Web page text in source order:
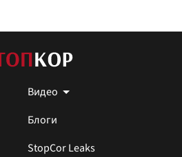
Видео
Блоги
StopCor Leaks